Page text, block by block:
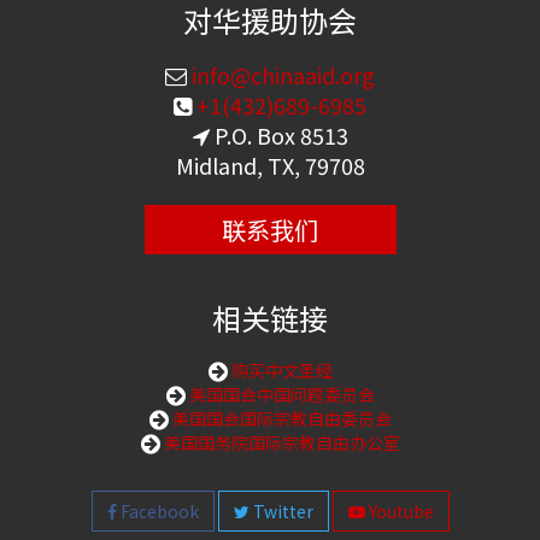
对华援助协会
info@chinaaid.org
+1(432)689-6985
P.O. Box 8513
Midland, TX, 79708
联系我们
相关链接
购买中文圣经
美国国会中国问题委员会
美国国会国际宗教自由委员会
美国国务院国际宗教自由办公室
Facebook Twitter Youtube